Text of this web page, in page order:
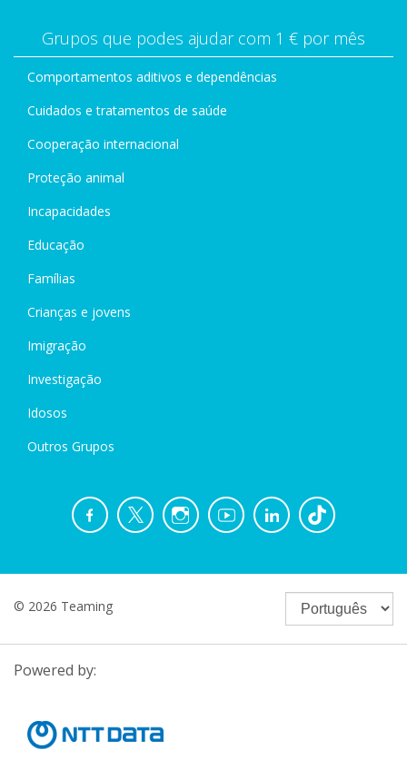
Grupos que podes ajudar com 1 € por mês
Comportamentos aditivos e dependências
Cuidados e tratamentos de saúde
Cooperação internacional
Proteção animal
Incapacidades
Educação
Famílias
Crianças e jovens
Imigração
Investigação
Idosos
Outros Grupos
© 2026 Teaming
Powered by: